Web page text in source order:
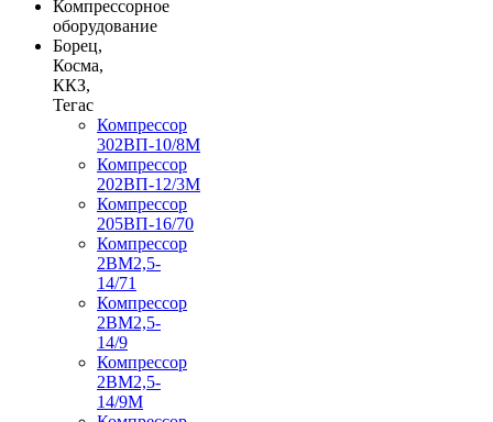
Компрессорное
оборудование
Борец,
Косма,
ККЗ,
Тегас
Компрессор
302ВП-10/8М
Компрессор
202ВП-12/3М
Компрессор
205ВП-16/70
Компрессор
2ВМ2,5-
14/71
Компрессор
2ВМ2,5-
14/9
Компрессор
2ВМ2,5-
14/9М